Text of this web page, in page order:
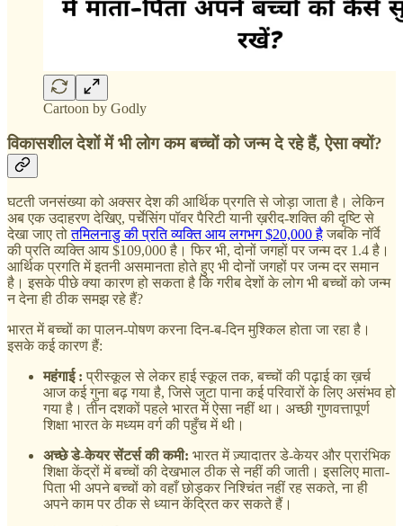
Cartoon by Godly
विकासशील देशों में भी लोग कम बच्चों को जन्म दे रहे हैं, ऐसा क्यों?
घटती जनसंख्या को अक्सर देश की आर्थिक प्रगति से जोड़ा जाता है। लेकिन
अब एक उदाहरण देखिए, पर्चेसिंग पॉवर पैरिटी यानी ख़रीद-शक्ति की दृष्टि से
देखा जाए तोतमिलनाडु की प्रति व्यक्ति आय लगभग $20,000 है जबकि नॉर्वे
की प्रति व्यक्ति आय $109,000 है। फिर भी, दोनों जगहों पर जन्म दर 1.4 है।
आर्थिक प्रगति में इतनी असमानता होते हुए भी दोनों जगहों पर जन्म दर समान
है। इसके पीछे क्या कारण हो सकता है कि गरीब देशों के लोग भी बच्चों को जन्म
न देना ही ठीक समझ रहे हैं?
भारत में बच्चों का पालन-पोषण करना दिन-ब-दिन मुश्किल होता जा रहा है।
इसके कई कारण हैं:
महंगाई : प्रीस्कूल से लेकर हाई स्कूल तक, बच्चों की पढ़ाई का ख़र्च
आज कई गुना बढ़ गया है, जिसे जुटा पाना कई परिवारों के लिए असंभव हो
गया है। तीन दशकों पहले भारत में ऐसा नहीं था। अच्छी गुणवत्तापूर्ण
शिक्षा भारत के मध्यम वर्ग की पहुँच में थी।
अच्छे डे-केयर सेंटर्स की कमी: भारत में ज़्यादातर डे-केयर और प्रारंभिक
शिक्षा केंद्रों में बच्चों की देखभाल ठीक से नहीं की जाती। इसलिए माता-
पिता भी अपने बच्चों को वहाँ छोड़कर निश्चिंत नहीं रह सकते, ना ही
अपने काम पर ठीक से ध्यान केंद्रित कर सकते हैं।